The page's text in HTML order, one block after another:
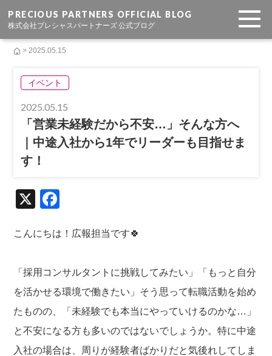
PRECIOUS PARTNERS OFFICIAL BLOG
株式会社プレシャスパートナーズ 公式ブログ
> 2025.05.15
イベント
2025.05.15
「営業未経験だから不安…」そんな方へ
｜中途入社から1年でリーダーも目指せま
す！
X
c
b
o
o
k
こんにちは！広報担当です🍀
「採用コンサルタントに挑戦してみたい」「もっと自分
を活かせる環境で働きたい」そう思って転職活動を始め
たものの、「未経験でも本当にやっていけるのかな…」
と不安になる方も多いのではないでしょうか。特に中途
入社の場合は、周りが経験者ばかりだと気後れしてしま